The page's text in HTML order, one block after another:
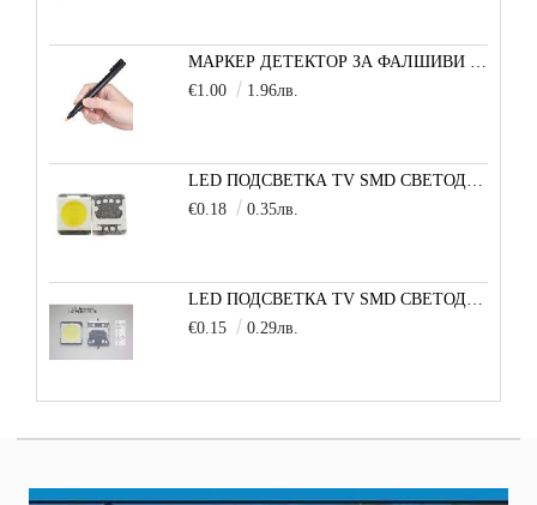
МАРКЕР ДЕТЕКТОР ЗА ФАЛШИВИ БАНКНОТИ
€1.00
1.96лв.
LED ПОДСВЕТКА TV SMD СВЕТОДИОД 2835 2W 3V МАЛКА+
€0.18
0.35лв.
LED ПОДСВЕТКА TV SMD СВЕТОДИОД 2W 3535 6V LG
€0.15
0.29лв.